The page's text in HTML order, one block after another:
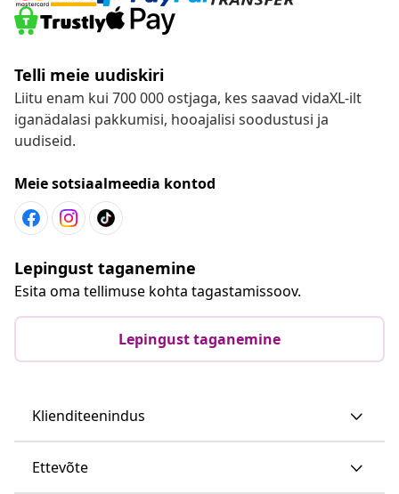
Telli meie uudiskiri
Liitu enam kui 700 000 ostjaga, kes saavad vidaXL-ilt
iganädalasi pakkumisi, hooajalisi soodustusi ja
uudiseid.
Meie sotsiaalmeedia kontod
Lepingust taganemine
Esita oma tellimuse kohta tagastamissoov.
Lepingust taganemine
Klienditeenindus
Ettevõte